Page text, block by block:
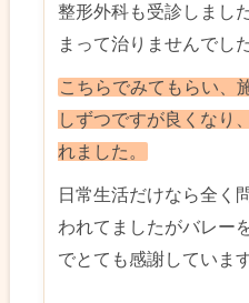
整形外科も受診しまし
まって治りませんでした
こちらでみてもらい、
しずつですが良くなり
れました。
日常生活だけなら全く
われてましたがバレー
でとても感謝しています